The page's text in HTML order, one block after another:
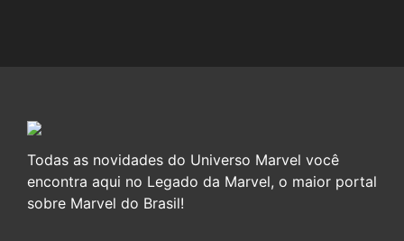
Todas as novidades do Universo Marvel você
encontra aqui no Legado da Marvel, o maior portal
sobre Marvel do Brasil!